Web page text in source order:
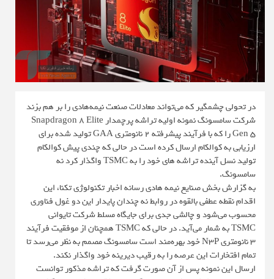
در تحولی چشمگیر که می‌تواند معادلات صنعت نیمه‌هادی را بر هم بزند
شرکت سامسونگ نمونه اولیه تراشه پرچمدار Snapdragon 8 Elite
Gen 5 را که با فرآیند پیشرفته ۲ نانومتری GAA تولید شده برای
ارزیابی به کوالکام ارسال کرده است در حالی که چندی پیش کوالکام
تولید نسل آینده تراشه های خود را به TSMC واگذار کرد نه
سامسونگ.
به گزارش بخش صنایع نیمه هادی رسانه اخبار تکنولوژی تکنا، این
اقدام نقطه عطفی بالقوه در روابط نه چندان پایدار این دو غول فناوری
محسوب می‌شود و چالشی جدی برای جایگاه مسلط شرکت تایوانی
TSMC به شمار می‌آید. در حالی که TSMC همچنان از موفقیت فرآیند
۳ نانومتری N3P خود بهره‌مند است سامسونگ مصمم به نظر می‌رسد تا
تمام افتخارات این عرصه را به رقیب دیرینه خود واگذار نکند.
ارسال این نمونه پس از آن صورت گرفت که تراشه مذکور توانست